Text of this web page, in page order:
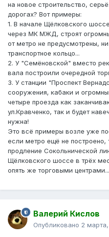
на новое строительство,
дорогах? Вот примеры:
1. В начале Щёлковского
через МК МЖД, строят
от метро не предусмотрены,
транспортное кольцо...
2. У "Семёновской" вместо
вала построили очередной
3. У станции "Проспект
сооружения, кабаки и
четыре проезда как
ул.Кравченко, так и будет
нужна!
Это всё примеры возле уже
если метро ещё не построено,
продление Сокольнической
Щёлковского шоссе в трёх
опять же торговыми центрами...
Валерий Кислов
Опубликовано 2